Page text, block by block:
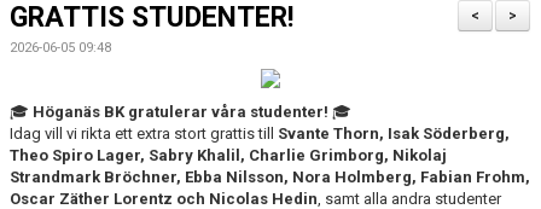
DOKUMENT
MATCHER
LOPPIS
>
<
GRATTIS STUDENTER!
2026-06-05 09:48
🎓 Höganäs BK gratulerar våra studenter! 🎓
Idag vill vi rikta ett extra stort grattis till Svante Thorn, Isak Söderberg,
Theo Spiro Lager, Sabry Khalil, Charlie Grimborg, Nikolaj
Strandmark Bröchner, Ebba Nilsson, Nora Holmberg, Fabian Frohm,
Oscar Zäther Lorentz och Nicolas Hedin, samt alla andra studenter